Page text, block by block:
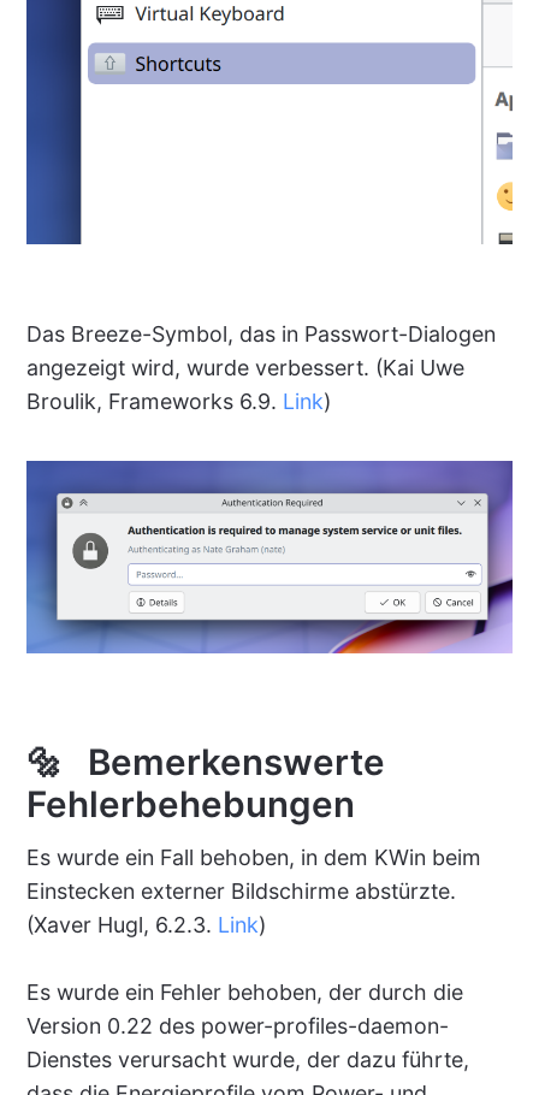
Das Breeze-Symbol, das in Passwort-Dialogen
angezeigt wird, wurde verbessert. (Kai Uwe
Broulik, Frameworks 6.9. Link)
🔩 Bemerkenswerte
Fehlerbehebungen
Es wurde ein Fall behoben, in dem KWin beim
Einstecken externer Bildschirme abstürzte.
(Xaver Hugl, 6.2.3. Link)
Es wurde ein Fehler behoben, der durch die
Version 0.22 des power-profiles-daemon-
Dienstes verursacht wurde, der dazu führte,